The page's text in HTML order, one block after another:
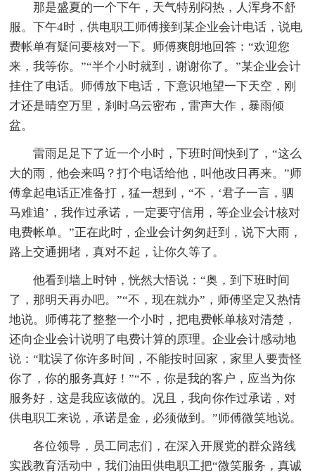
那是盛夏的一个下午，天气特别闷热，人浑身不舒
服。下午4时，供电职工师傅接到某企业会计电话，说电
费帐单有疑问要核对一下。师傅爽朗地回答：“欢迎您
来，我等你。”“半个小时就到，谢谢你了。”某企业会计
挂住了电话。师傅放下电话，下意识地望一下天空，刚
才还是晴空万里，刹时乌云密布，雷声大作，暴雨倾
盆。
雷雨足足下了近一个小时，下班时间快到了，“这么
大的雨，他会来吗？打个电话给他，叫他改日再来。”师
傅拿起电话正准备打，猛一想到，“不，‘君子一言，驷
马难追’，我作过承诺，一定要守信用，等企业会计核对
电费帐单。”正在此时，企业会计匆匆赶到，说下大雨，
路上交通拥堵，真对不起，让你久等了。
他看到墙上时钟，恍然大悟说：“奥，到下班时间
了，那明天再办吧。”“不，现在就办”，师傅坚定又热情
地说。师傅花了整整一个小时，把电费帐单核对清楚，
还向企业会计说明了电费计算的原理。企业会计感动地
说：“耽误了你许多时间，不能按时回家，家里人要责怪
你了，你的服务真好！”“不，你是我的客户，应当为你
服务好，这是我应该做的。况且，我向你作过承诺，对
供电职工来说，承诺是金，必须做到。”师傅微笑地说。
各位领导，员工同志们，在深入开展党的群众路线
实践教育活动中，我们油田供电职工把“微笑服务，真诚